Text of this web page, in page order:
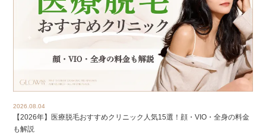
2026.08.04
【2026年】医療脱毛おすすめクリニック人気15選！顔・VIO・全身の料金
も解説